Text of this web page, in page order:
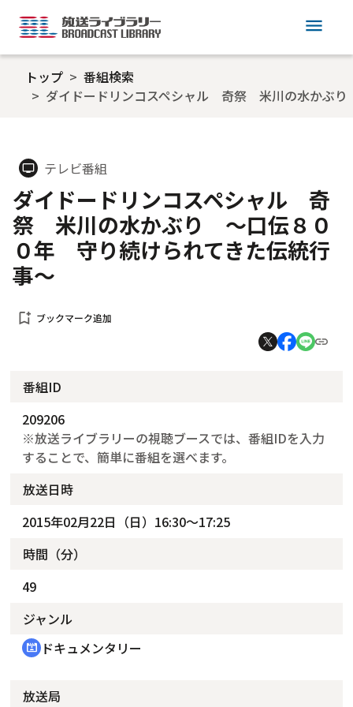
menu
トップ
番組検索
ダイドードリンコスペシャル 奇祭 米川の水かぶ
tv テレビ番組
ダイドードリンコスペシャル 奇
祭 米川の水かぶり ～口伝８０
０年 守り続けられてきた伝統行
事～
bookmark_add ブックマーク追加
番組ID
209206
※放送ライブラリーの視聴ブースでは、番組IDを入力
することで、簡単に番組を選べます。
放送日時
2015年02月22日（日）16:30～17:25
時間（分）
49
ジャンル
cinematic_blur ドキュメンタリー
放送局